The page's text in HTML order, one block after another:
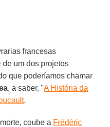
francesas
de um dos projetos
que poderíamos chamar
, a saber, "A História da
.
coube a Frédéric